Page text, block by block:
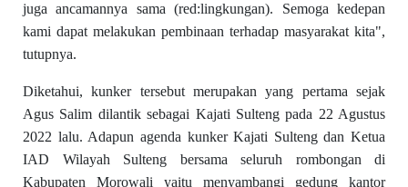
juga ancamannya sama (red:lingkungan). Semoga kedepan
kami dapat melakukan pembinaan terhadap masyarakat kita",
tutupnya.
Diketahui, kunker tersebut merupakan yang pertama sejak
Agus Salim dilantik sebagai Kajati Sulteng pada 22 Agustus
2022 lalu. Adapun agenda kunker Kajati Sulteng dan Ketua
IAD Wilayah Sulteng bersama seluruh rombongan di
Kabupaten Morowali yaitu menyambangi gedung kantor